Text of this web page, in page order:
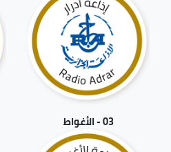
03 - الأغواط